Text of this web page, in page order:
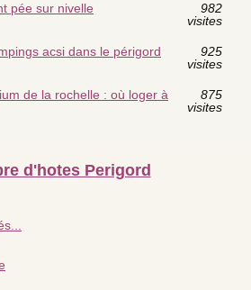
pée sur nivelle
982
visites
acsi dans le périgord
925
visites
de la rochelle : où loger à
875
visites
d'hotes Perigord